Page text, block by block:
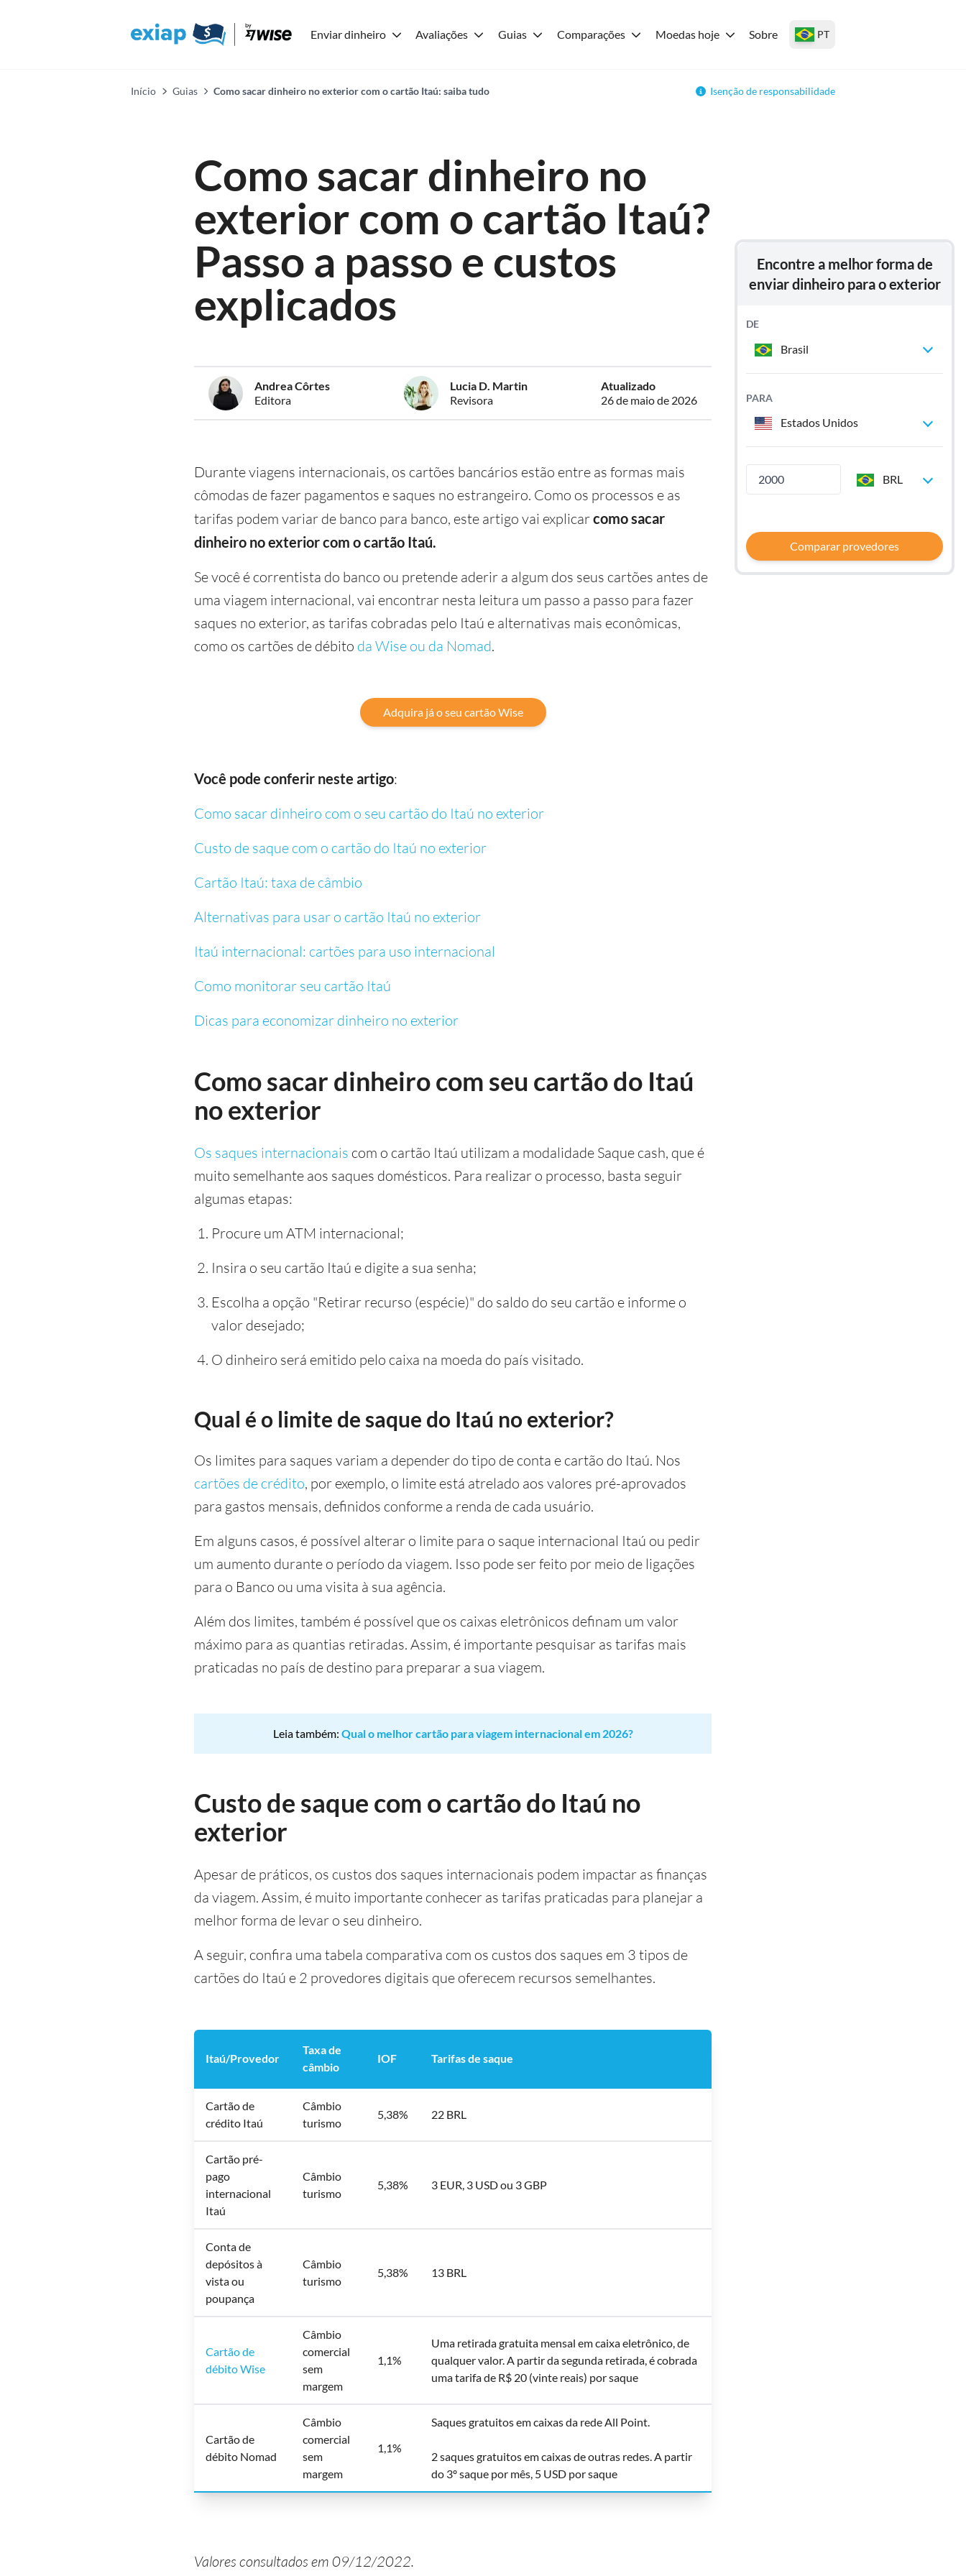
Enviar dinheiro Avaliações Guias Comparações Moedas hoje Sobre PT
Início Guias Como sacar dinheiro no exterior com o cartão Itaú: saiba tudo Isenção de responsabilidade
Como sacar dinheiro no
exterior com o cartão Itaú?
Passo a passo e custos
explicados
Andrea Côrtes
Editora
Lucia D. Martin
Revisora
Atualizado
26 de maio de 2026
Durante viagens internacionais, os cartões bancários estão entre as formas mais
cômodas de fazer pagamentos e saques no estrangeiro. Como os processos e as
tarifas podem variar de banco para banco, este artigo vai explicarcomo sacar
dinheiro no exterior com o cartão Itaú.
Se você é correntista do banco ou pretende aderir a algum dos seus cartões antes de
uma viagem internacional, vai encontrar nesta leitura um passo a passo para fazer
saques no exterior, as tarifas cobradas pelo Itaú e alternativas mais econômicas,
como os cartões de débito da Wise ou da Nomad.
Adquira já o seu cartão Wise
Você pode conferir neste artigo:
Como sacar dinheiro com o seu cartão do Itaú no exterior
Custo de saque com o cartão do Itaú no exterior
Cartão Itaú: taxa de câmbio
Alternativas para usar o cartão Itaú no exterior
Itaú internacional: cartões para uso internacional
Como monitorar seu cartão Itaú
Dicas para economizar dinheiro no exterior
Como sacar dinheiro com seu cartão do Itaú
no exterior
Os saques internacionais com o cartão Itaú utilizam a modalidade Saque cash, que é
muito semelhante aos saques domésticos. Para realizar o processo, basta seguir
algumas etapas:
Procure um ATM internacional;
Insira o seu cartão Itaú e digite a sua senha;
Escolha a opção "Retirar recurso (espécie)" do saldo do seu cartão e informe o
valor desejado;
O dinheiro será emitido pelo caixa na moeda do país visitado.
Qual é o limite de saque do Itaú no exterior?
Os limites para saques variam a depender do tipo de conta e cartão do Itaú. Nos
cartões de crédito, por exemplo, o limite está atrelado aos valores pré-aprovados
para gastos mensais, definidos conforme a renda de cada usuário.
Em alguns casos, é possível alterar o limite para o saque internacional Itaú ou pedir
um aumento durante o período da viagem. Isso pode ser feito por meio de ligações
para o Banco ou uma visita à sua agência.
Além dos limites, também é possível que os caixas eletrônicos definam um valor
máximo para as quantias retiradas. Assim, é importante pesquisar as tarifas mais
praticadas no país de destino para preparar a sua viagem.
Leia também: Qual o melhor cartão para viagem internacional em 2026?
Custo de saque com o cartão do Itaú no
exterior
Apesar de práticos, os custos dos saques internacionais podem impactar as finanças
da viagem. Assim, é muito importante conhecer as tarifas praticadas para planejar a
melhor forma de levar o seu dinheiro.
A seguir, confira uma tabela comparativa com os custos dos saques em 3 tipos de
cartões do Itaú e 2 provedores digitais que oferecem recursos semelhantes.
Itaú/Provedor
Taxa de
câmbio
IOF Tarifas de saque
Cartão de
crédito Itaú
Câmbio
turismo
5,38% 22 BRL
Cartão pré-
pago
internacional
Itaú
Câmbio
turismo
5,38% 3 EUR, 3 USD ou 3 GBP
Conta de
depósitos à
vista ou
poupança
Câmbio
turismo
5,38% 13 BRL
Cartão de
débito Wise
Câmbio
comercial
sem
margem
1,1%
Uma retirada gratuita mensal em caixa eletrônico, de
qualquer valor. A partir da segunda retirada, é cobrada
uma tarifa de R$ 20 (vinte reais) por saque
Cartão de
débito Nomad
Câmbio
comercial
sem
margem
1,1%
Saques gratuitos em caixas da rede All Point.
2 saques gratuitos em caixas de outras redes. A partir
do 3º saque por mês, 5 USD por saque
Valores consultados em 09/12/2022.
Encontre a melhor forma de
enviar dinheiro para o exterior
DE
Brasil
PARA
Estados Unidos
BRL
Comparar provedores